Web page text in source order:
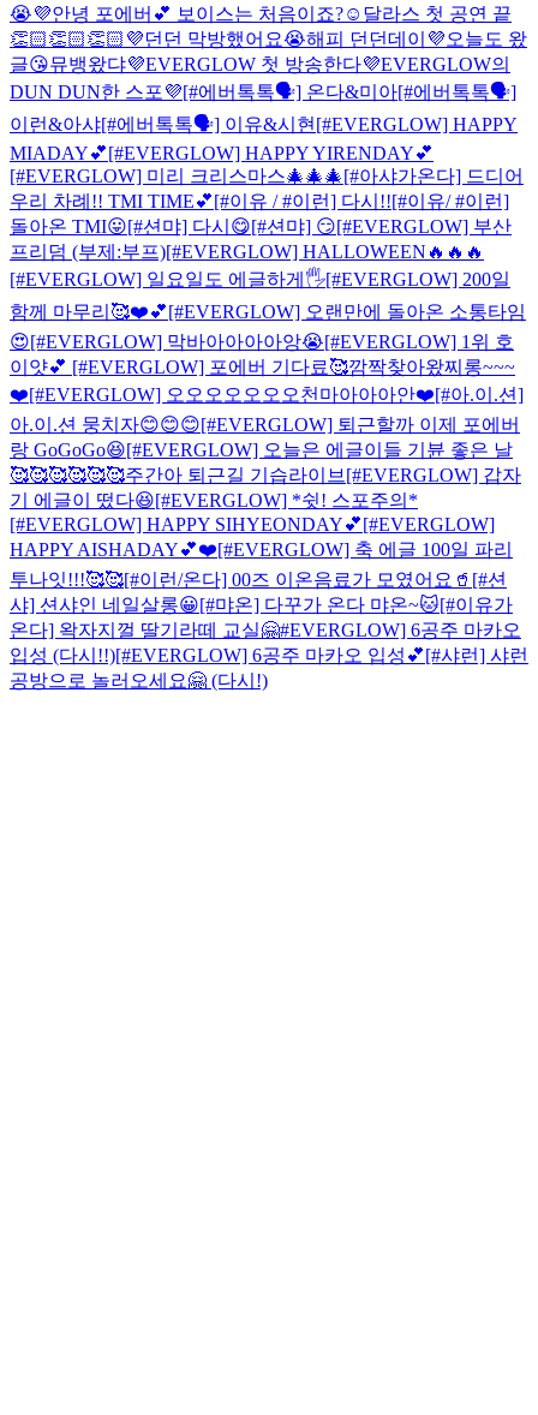
😭💜안녕 포에버💕 보이스는 처음이죠?☺️ 달라스 첫 공연 끝
👏🏻👏🏻👏🏻💜던던 막방했어요😭해피 던던데이💜오늘도 왔
글😘뮤뱅왔댜💜EVERGLOW 첫 방송한다💜EVERGLOW의
DUN DUN한 스포💜[#에버톡톡🗣] 온다&미아[#에버톡톡🗣]
이런&아샤[#에버톡톡🗣] 이유&시현 [#EVERGLOW] HAPPY
MIADAY💕[#EVERGLOW] HAPPY YIRENDAY💕
[#EVERGLOW] 미리 크리스마스🎄🎄🎄[#아샤가온다] 드디어
우리 차례!! TMI TIME💕[#이유 / #이런] 다시!![#이유/ #이런]
돌아온 TMI😛[#션먀] 다시😋[#션먀] 😏[#EVERGLOW] 부산
프리덤 (부제:부프)[#EVERGLOW] HALLOWEEN🔥🔥🔥
[#EVERGLOW] 일요일도 에글하게🖐[#EVERGLOW] 200일
함께 마무리🥰❤️💕[#EVERGLOW] 오랜만에 돌아온 소통타임
😍[#EVERGLOW] 막바아아아아앙😭[#EVERGLOW] 1위 호
이얏💕 [#EVERGLOW] 포에버 기다료🥰깜짝찾아왔찌롱~~~
❤️[#EVERGLOW] 오오오오오오오천마아아아안❤️[#아.이.션]
아.이.션 뭉치자😊😊😊[#EVERGLOW] 퇴근할까 이제 포에버
랑 GoGoGo😆[#EVERGLOW] 오늘은 에글이들 기뷴 좋은 날
🥰🥰🥰🥰🥰🥰주간아 퇴근길 기습라이브 [#EVERGLOW] 갑자
기 에글이 떴다😆[#EVERGLOW] *쉿! 스포주의*
[#EVERGLOW] HAPPY SIHYEONDAY💕[#EVERGLOW]
HAPPY AISHADAY💕❤️[#EVERGLOW] 축 에글 100일 파리
투나잇!!!🥰🥰[#이런/온다] 00즈 이온음료가 모였어요🥤 [#션
샤] 션샤인 네일살롱😀[#먀온] 다꾸가 온다 먀온~🐱[#이유가
온다] 왁자지껄 딸기라떼 교실🤗#EVERGLOW] 6공주 마카오
입성 (다시!!)[#EVERGLOW] 6공주 마카오 입성💕[#샤런] 샤런
공방으로 놀러오세요🤗 (다시!)